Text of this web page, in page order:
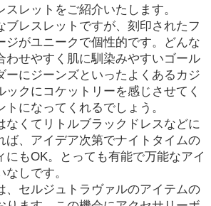
レットをご紹介いたします。
ブレスレットですが、刻印されたフ
ジがユニークで個性的です。どんな
わせやすく肌に馴染みやすいゴール
ーにジーンズといったよくあるカジ
ックにコケットリーを感じさせてく
になってくれるでしょう。
なくてリトルブラックドレスなどに
ば、アイデア次第でナイトタイムの
にもOK。とっても有能で万能なアイ
しです。
、セルジュトラヴァルのアイテムの